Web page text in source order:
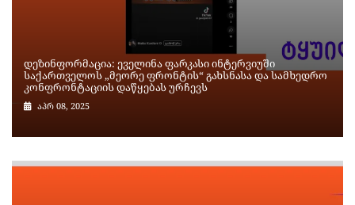
დეზინფორმაცია: ეველინა ფარკასი ინტერვიუში
საქართველოს „მეორე ფრონტის“ გახსნასა და სამხედრო
კონფრონტაციის დაწყებას ურჩევს
აპრ 08, 2025